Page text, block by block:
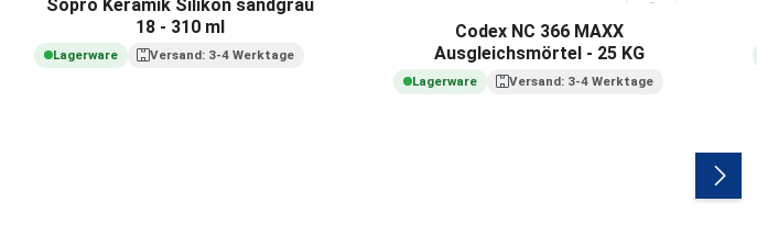
Sopro Keramik Silikon sandgrau
18 - 310 ml
Lagerware Versand: 3-4 Werktage
Codex NC 366 MAXX
Ausgleichsmörtel - 25 KG
Lagerware Versand: 3-4 Werktage